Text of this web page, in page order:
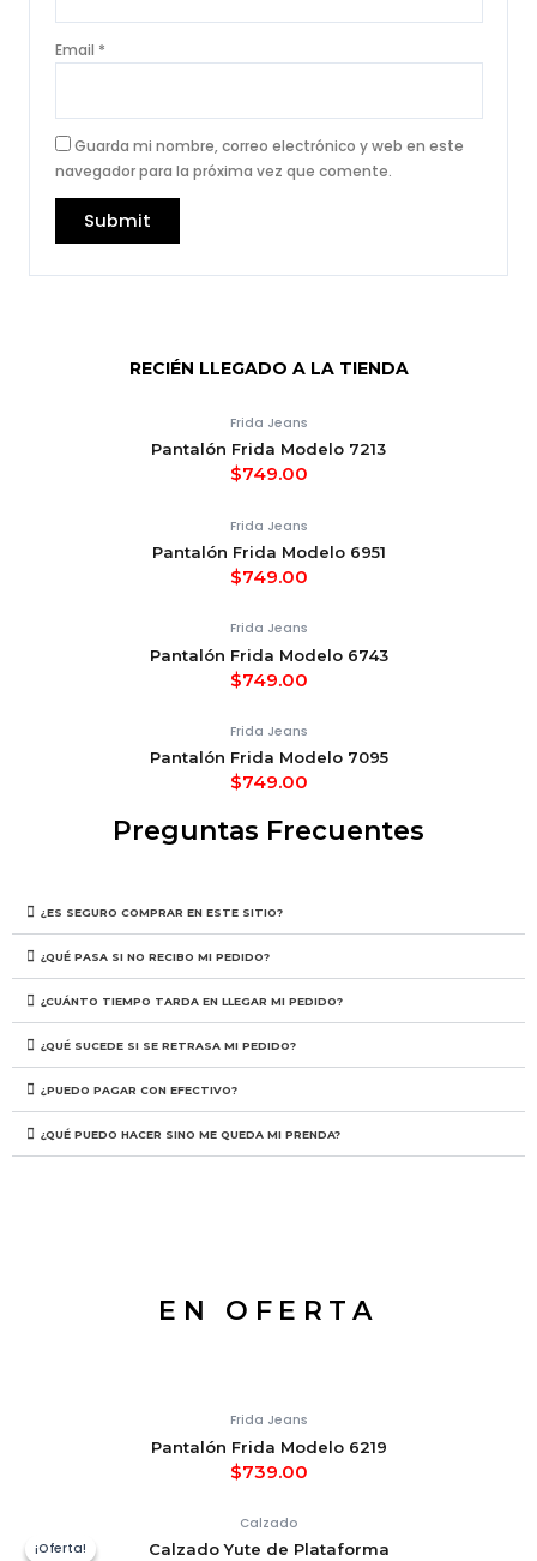
Email *
Guarda mi nombre, correo electrónico y web en este
navegador para la próxima vez que comente.
RECIÉN LLEGADO A LA TIENDA
Frida Jeans
Pantalón Frida Modelo 7213
$749.00
Frida Jeans
Pantalón Frida Modelo 6951
$749.00
Frida Jeans
Pantalón Frida Modelo 6743
$749.00
Frida Jeans
Pantalón Frida Modelo 7095
$749.00
Preguntas Frecuentes
¿ES SEGURO COMPRAR EN ESTE SITIO?
¿QUÉ PASA SI NO RECIBO MI PEDIDO?
¿CUÁNTO TIEMPO TARDA EN LLEGAR MI PEDIDO?
¿QUÉ SUCEDE SI SE RETRASA MI PEDIDO?
¿PUEDO PAGAR CON EFECTIVO?
¿QUÉ PUEDO HACER SINO ME QUEDA MI PRENDA?
EN OFERTA
Frida Jeans
Pantalón Frida Modelo 6219
$739.00
¡Oferta!
¡Oferta!
Calzado
Calzado Yute de Plataforma